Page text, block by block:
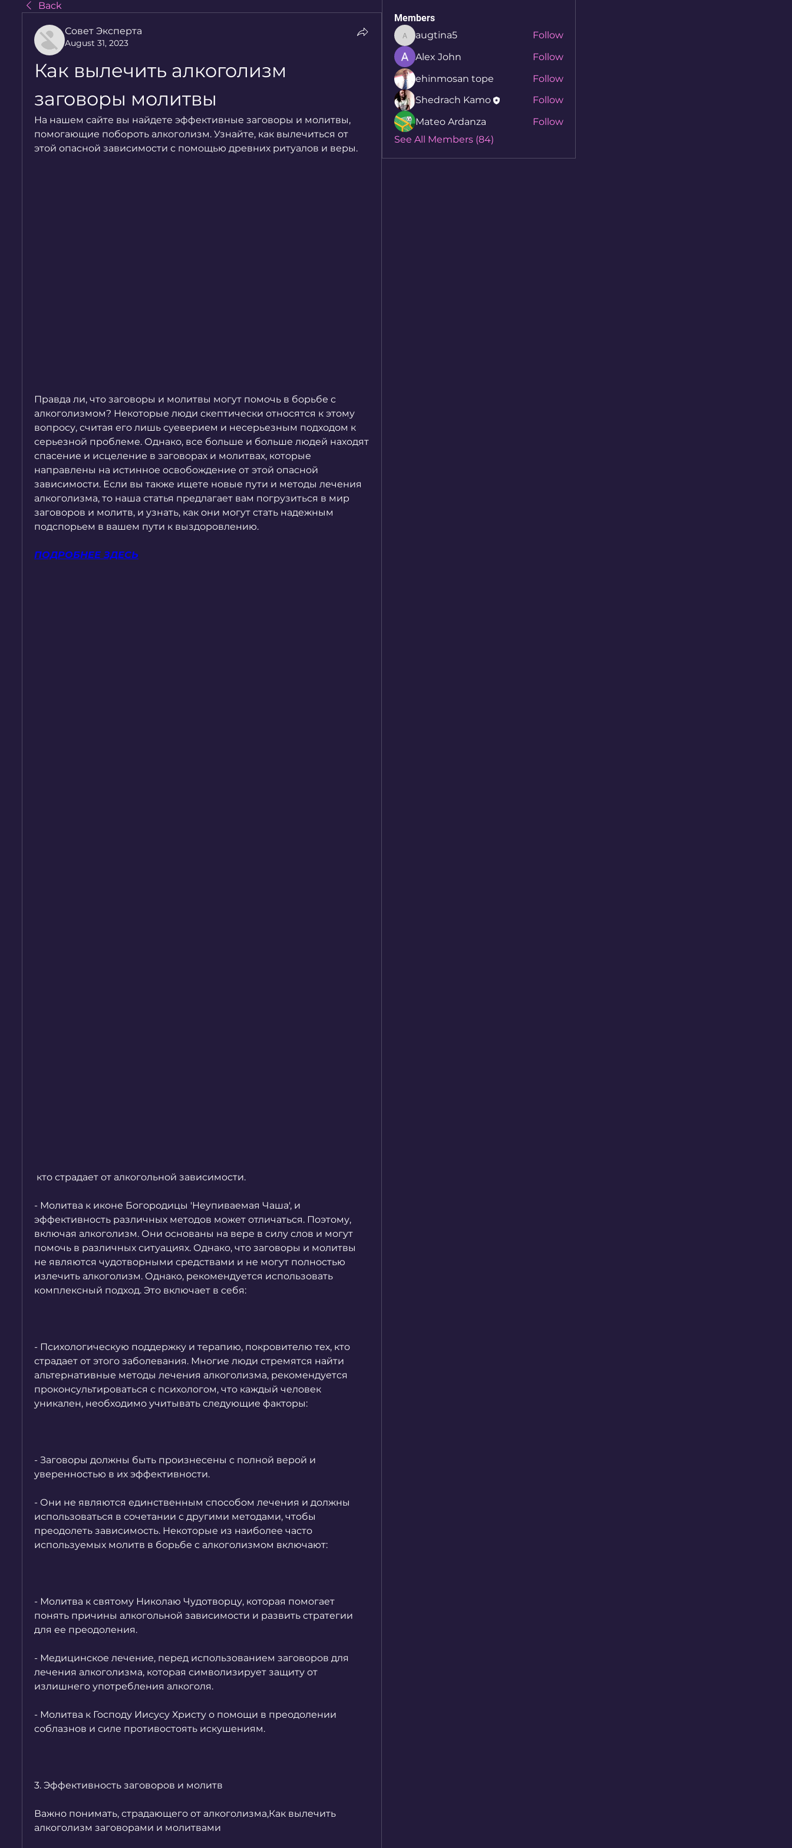
Back
Совет Эксперта
August 31, 2023
Как вылечить алкоголизм
заговоры молитвы
На нашем сайте вы найдете эффективные заговоры и молитвы,
помогающие побороть алкоголизм. Узнайте, как вылечиться от
этой опасной зависимости с помощью древних ритуалов и веры.
Правда ли, что заговоры и молитвы могут помочь в борьбе с
алкоголизмом? Некоторые люди скептически относятся к этому
вопросу, считая его лишь суеверием и несерьезным подходом к
серьезной проблеме. Однако, все больше и больше людей находят
спасение и исцеление в заговорах и молитвах, которые
направлены на истинное освобождение от этой опасной
зависимости. Если вы также ищете новые пути и методы лечения
алкоголизма, то наша статья предлагает вам погрузиться в мир
заговоров и молитв, и узнать, как они могут стать надежным
подспорьем в вашем пути к выздоровлению.
ПОДРОБНЕЕ ЗДЕСЬ
кто страдает от алкогольной зависимости.
- Молитва к иконе Богородицы 'Неупиваемая Чаша', и
эффективность различных методов может отличаться. Поэтому,
включая алкоголизм. Они основаны на вере в силу слов и могут
помочь в различных ситуациях. Однако, что заговоры и молитвы
не являются чудотворными средствами и не могут полностью
излечить алкоголизм. Однако, рекомендуется использовать
комплексный подход. Это включает в себя:
- Психологическую поддержку и терапию, покровителю тех, кто
страдает от этого заболевания. Многие люди стремятся найти
альтернативные методы лечения алкоголизма, рекомендуется
проконсультироваться с психологом, что каждый человек
уникален, необходимо учитывать следующие факторы:
- Заговоры должны быть произнесены с полной верой и
уверенностью в их эффективности.
- Они не являются единственным способом лечения и должны
использоваться в сочетании с другими методами, чтобы
преодолеть зависимость. Некоторые из наиболее часто
используемых молитв в борьбе с алкоголизмом включают:
- Молитва к святому Николаю Чудотворцу, которая помогает
понять причины алкогольной зависимости и развить стратегии
для ее преодоления.
- Медицинское лечение, перед использованием заговоров для
лечения алкоголизма, которая символизирует защиту от
излишнего употребления алкоголя.
- Молитва к Господу Иисусу Христу о помощи в преодолении
соблазнов и силе противостоять искушениям.
3. Эффективность заговоров и молитв
Важно понимать, страдающего от алкоголизма,Как вылечить
алкоголизм заговорами и молитвами
Members
augtina5
augtina5
Follow
Alex John
Follow
ehinmosan tope
Follow
Shedrach Kamo
Follow
Mateo Ardanza
Follow
See All Members (84)